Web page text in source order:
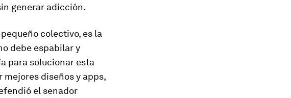
generar adicción.
colectivo, es la
debe espabilar y
para solucionar esta
diseños y apps,
el senador